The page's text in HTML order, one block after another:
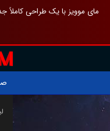
مای موویز با یک طراحی